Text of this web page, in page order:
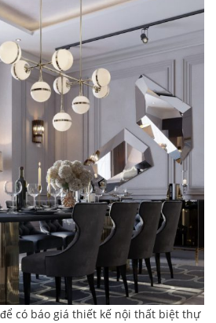
có báo giá thiết kế nội thất biệt thự